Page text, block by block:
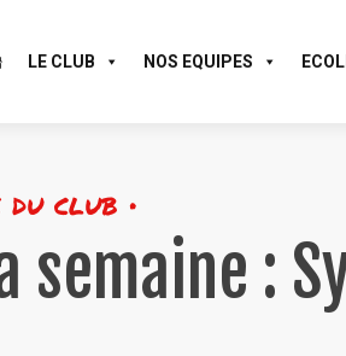
LE CLUB NOS EQUIPES
club •
semaine :